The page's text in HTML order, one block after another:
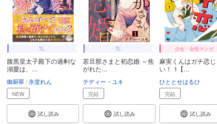
TL
腹黒皇太子殿下の過剰な
溺愛は、...
御厨翠 氷堂れん
NEW
試し読み
TL
若旦那さまと初恋婚 ～焦
がれた...
テディー・ユキ
完結
試し読み
少女・女性マンガ
麻実くんはガチ恋
い！ 1【...
ひととせはるひ
完結
試し読み